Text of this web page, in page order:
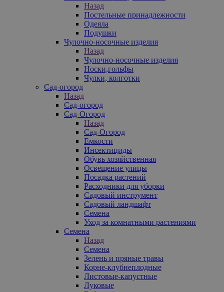
Назад
Постельные принадлежности
Одеяла
Подушки
Чулочно-носочные изделия
Назад
Чулочно-носочные изделия
Носки,гольфы
Чулки, колготки
Сад-огород
Назад
Сад-огород
Сад-Огород
Назад
Сад-Огород
Емкости
Инсектициды
Обувь хозяйственная
Освещение улицы
Посадка растений
Расходники для уборки
Садовый инструмент
Садовый ландшафт
Семена
Уход за комнатными растениями
Семена
Назад
Семена
Зелень и пряные травы
Корне-клубнеплодные
Листовые-капустные
Луковые